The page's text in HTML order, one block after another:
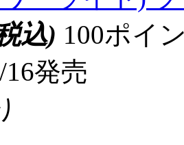
込) 100ポイ
16発売